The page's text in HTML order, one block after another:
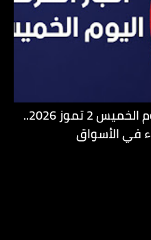
أسعار الدولار في العراق اليوم الخميس 2 تموز 2026..
في الأسواق